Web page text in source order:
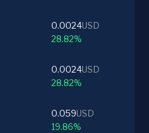
0.0024USD
28.82%
0.0024USD
28.82%
0.059USD
19.86%